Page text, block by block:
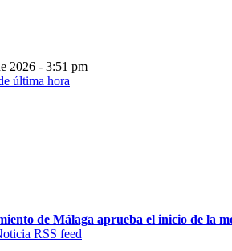
2026 - 3:51 pm
de Málaga aprueba el inicio de la